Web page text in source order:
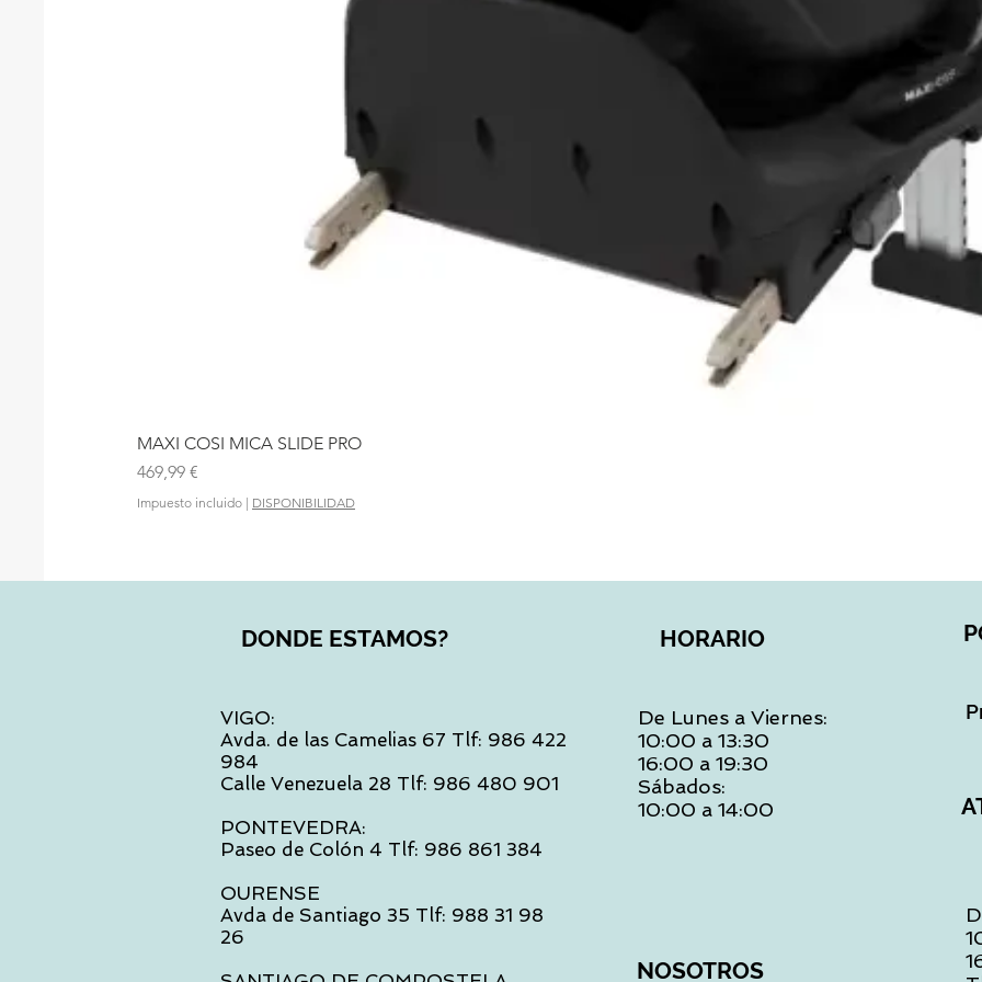
MAXI COSI MICA SLIDE PRO
Precio
469,99 €
Impuesto incluido | DISPONIBILIDAD
DONDE ESTAMOS?
VIGO:
Avda. de las Camelias 67 Tlf: 986 422
984
Calle Venezuela 28 Tlf: 986 480 901
PONTEVEDRA:
Paseo de Colón 4 Tlf: 986 861 384
OURENSE
Avda de Santiago 35 Tlf: 988 31 98
26
HORARIO
De Lunes a Viernes:
10:00 a 13:30
16:00 a 19:30
Sábados:
10:00 a 14:00
NOSOTROS